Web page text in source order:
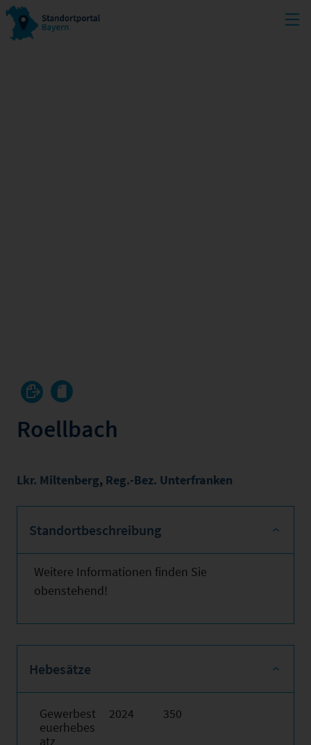
Roellbach
Lkr. Miltenberg, Reg.-Bez. Unterfranken
Standortbeschreibung
Weitere Informationen finden Sie
obenstehend!
Hebesätze
Gewerbest
euerhebes
atz
2024 350